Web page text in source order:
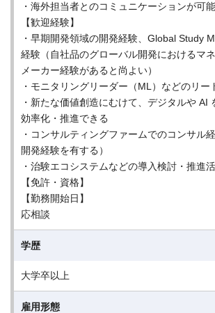
・海外担当者とのコミュニケーションが可
【歓迎経験】
・早期開発領域の開発経験、Global Study
経験（自社品のグローバル開発におけるマ
メーカー経験があると尚よい）
・モニタリングリーダー（ML）などのリー
・新たな価値創造にむけて、デジタルや AI
効率化・推進できる
・コンサルティングファームでのコンサル
開発経験を有する）
・治験エコシステムなどの導入検討・推進
【免許・資格】
【勤務開始日】
応相談
学歴
大学卒以上
雇用形態